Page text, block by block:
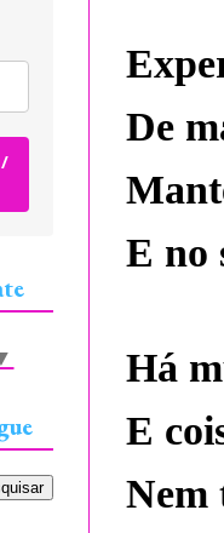
De
E no
Há
E
Nem